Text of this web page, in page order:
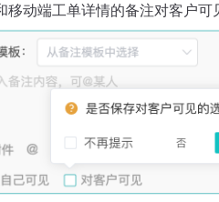
移动端工单详情的备注对客户